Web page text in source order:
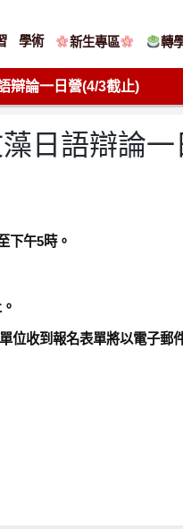
學術 新生專區 轉
辯論一日營(4/3截止)
日語辯論
下午5時。
收到報名表單將以電子郵